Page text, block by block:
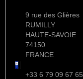
9 rue des Glières
RUMILLY
HAUTE-SAVOIE
74150
FRANCE
+33 6 79 09 67 65